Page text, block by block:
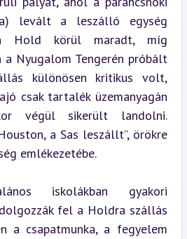
levált a leszálló egység
Hold körül maradt, míg
Nyugalom Tengerén próbált
különösen kritikus volt,
csak tartalék üzemanyagán
végül sikerült landolni.
a Sas leszállt”, örökre
emlékezetébe.
iskolákban gyakori
fel a Holdra szállás
a csapatmunka, a fegyelem